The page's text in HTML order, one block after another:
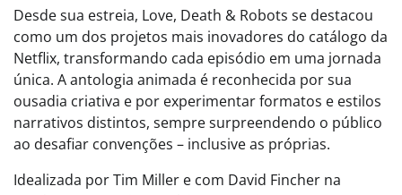
Desde sua estreia, Love, Death & Robots se destacou
como um dos projetos mais inovadores do catálogo da
Netflix, transformando cada episódio em uma jornada
única. A antologia animada é reconhecida por sua
ousadia criativa e por experimentar formatos e estilos
narrativos distintos, sempre surpreendendo o público
ao desafiar convenções – inclusive as próprias.
Idealizada por Tim Miller e com David Fincher na